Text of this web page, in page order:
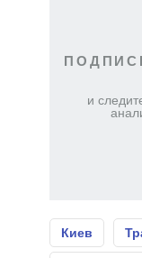
и
Киев